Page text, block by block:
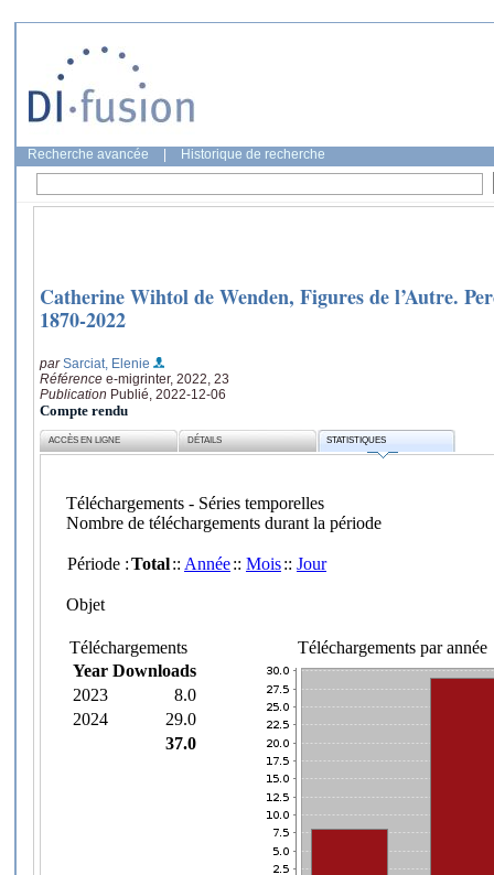
Recherche avancée Historique de recherche
Catherine Wihtol de Wenden, Figures de l’Autre.
1870-2022
parSarciat, Elenie
Référence e-migrinter, 2022, 23
Publication Publié, 2022-12-06
Compte rendu
ACCÈS EN LIGNE DÉTAILS STATISTIQUES